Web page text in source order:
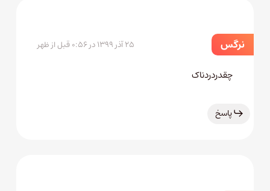
نرگس ۲۵ آذر ۱۳۹۹ در ۰:۵۶ قبل از ظهر
چقدردردناک
پاسخ